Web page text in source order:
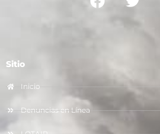
Sitio
Inicio
Denuncias en Línea